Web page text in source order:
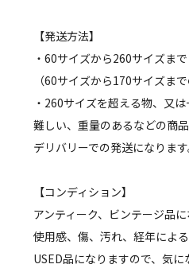
【発送方法】
・60サイズから260サイズま
（60サイズから170サイズま
・260サイズを超える物、又
難しい、重量のあるなどの商
デリバリーでの発送になります
【コンディション】
アンティーク、ビンテージ品
使用感、傷、汚れ、経年によ
USED品になりますので、気